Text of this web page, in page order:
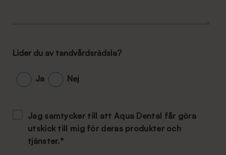
Lider du av tandvårdsrädsla?
Ja Nej
Jag samtycker till att Aqua Dental får göra
utskick till mig för deras produkter och
tjänster.*